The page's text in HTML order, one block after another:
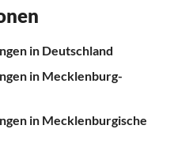
in Deutschland
in Mecklenburg-
in Mecklenburgische